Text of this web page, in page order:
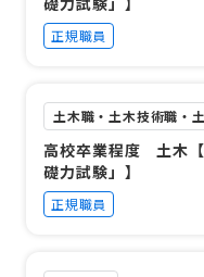
正規職員
土木職・土木技術職・
高校卒業程度 土木
礎力試験」】
正規職員